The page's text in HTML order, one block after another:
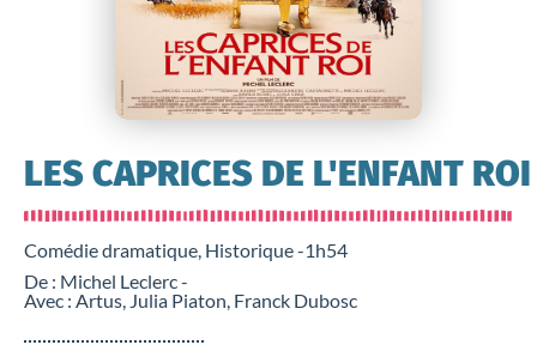
LES CAPRICES DE L'ENFANT ROI
Comédie dramatique, Historique -1h54
De : Michel Leclerc -
Avec : Artus, Julia Piaton, Franck Dubosc